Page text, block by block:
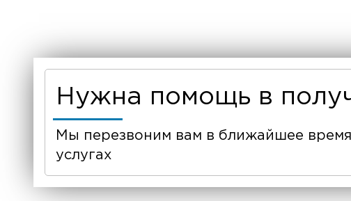
Нужна помощь в
Мы перезвоним вам в ближайшее
услугах